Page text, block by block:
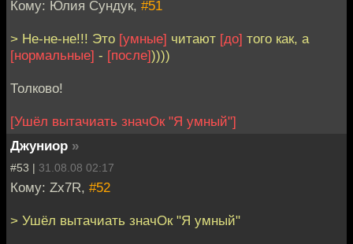
Кому: Юлия Сундук, #51
> Не-не-не!!! Это [умные] читают [до] того как, а
[нормальные] - [после]))))
Толково!
[Ушёл вытачиать значОк "Я умный"]
Джуниор »
#53 | 31.08.08 02:17
Кому: Zx7R, #52
> Ушёл вытачиать значОк "Я умный"